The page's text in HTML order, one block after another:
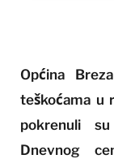
Općina
teškoćama u
pokrenuli
Dnevnog